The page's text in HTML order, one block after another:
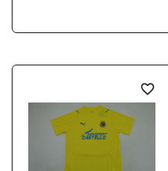
favorite_border